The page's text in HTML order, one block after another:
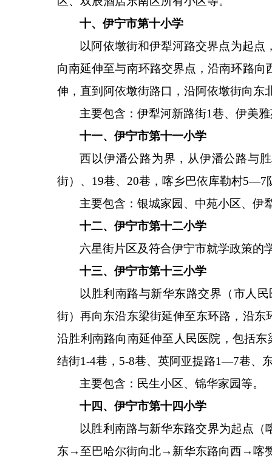
十、伊宁市第十小学
以阿依墩街和伊犁河路交界点为起
向南延伸至与南环路交界点，沿南环路
伸，直到阿依墩街路口，沿阿依墩街向东
主要包含：伊犁河新路街1巷、伊美
十一、伊宁市第十一小学
西以伊潘公路为界，从伊潘公路与
街）、19巷、20巷，喀乡巴依库勒村5—7
主要包含：银城家园、中苑小区、伊
十二、伊宁市第十二小学
六星街片区及符合伊宁市就学政策的
十三、伊宁市第十三小学
以胜利南路与新华东路交界（市人
街）再向东沿东梁街延伸至东环路，沿
沿胜利南路向南延伸至人民医院，包括
结街1-4巷，5-8巷、英阿亚提路1—7巷、
主要包含：民生小区、锦华家园等。
十四、伊宁市第十四小学
以胜利南路与新华东路交界为起点（
东→至巴哈尔街向北→新华东路向西→喀